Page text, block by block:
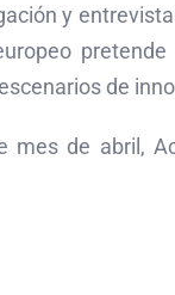
y
de
mes de